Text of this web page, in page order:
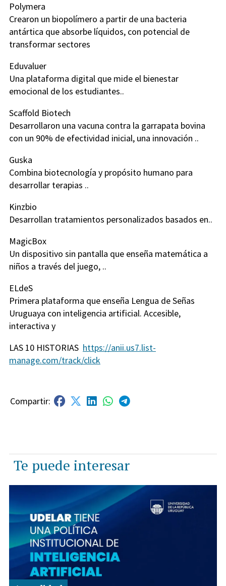
Polymera
Crearon un biopolímero a partir de una bacteria
antártica que absorbe líquidos, con potencial de
transformar sectores
Eduvaluer
Una plataforma digital que mide el bienestar
emocional de los estudiantes..
Scaffold Biotech
Desarrollaron una vacuna contra la garrapata bovina
con un 90% de efectividad inicial, una innovación ..
Guska
Combina biotecnología y propósito humano para
desarrollar terapias ..
Kinzbio
Desarrollan tratamientos personalizados basados en..
MagicBox
Un dispositivo sin pantalla que enseña matemática a
niños a través del juego, ..
ELdeS
Primera plataforma que enseña Lengua de Señas
Uruguaya con inteligencia artificial. Accesible,
interactiva y
LAS 10 HISTORIAS https://anii.us7.list-
manage.com/track/click
Te puede interesar